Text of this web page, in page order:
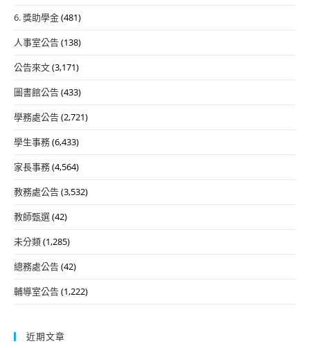
6. 獎助學金(481)
人事室公告(138)
公告來文(3,171)
圖書館公告(433)
學務處公告(2,721)
學生事務(6,433)
家長事務(4,564)
教務處公告(3,532)
教師甄選(42)
未分類(1,285)
總務處公告(42)
輔導室公告(1,222)
近期文章